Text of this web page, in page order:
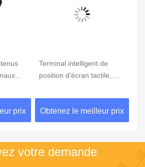
deprix
Terminal intelligent de
position d'écran tactile,
lecteur d'empreintes
digitales
Obtenez le meilleur prix
votre demande